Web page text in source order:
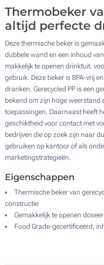
Thermobeker
altijd perfecte
Deze thermische beker is
dubbele wand en een inhoud
makkelijk te openen drinktuit,
gebruik. Deze beker is BPA-vrij
dranken. Gerecycled PP is een
bekend om zijn hoge weerstand
toepassingen. Daarnaast heeft
geschiktheid voor contact met
bedrijven die op zoek zijn naar
gebruiken op kantoor of als
marketingstrategieën.
Eigenschappen
Thermische beker van
constructie
Gemakkelijk te openen
Food Grade-gecertificeerd,